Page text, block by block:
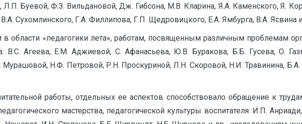
Буевой, Ф.З. Вильдановой, Дж. Гибсона, М.В. Кларина, Я.А. Каменского, Я.
Сухомлинского, Г.А. Филлипова, Г.П. Щедровицкого, Е.А. Ямбурга, В.А. Ясвина
области «педагогики лета», работам, посвященным различным проблемам
В.С. Агеева, Е.М. Аджиевой, С. Афанасьева, Ю.В. Буракова, Б.Б. Гусева, О.
Н.Ф. Петровой, Р.Н. Проскуриной, Л.Н. Скоровой, Н.И. Травинина, Б.А.
работы, отдельных ее аспектов способствовало обращение к
мастерства, педагогической культуры воспитателя: И.П.